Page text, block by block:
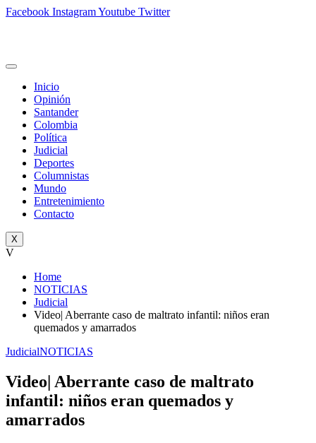
Facebook InstagramYoutube Twitter
Inicio
Opinión
Santander
Colombia
Política
Judicial
Deportes
Columnistas
Mundo
Entretenimiento
Contacto
X
V
Home
NOTICIAS
Judicial
Video| Aberrante caso de maltrato infantil: niños eran
quemados y amarrados
JudicialNOTICIAS
Video| Aberrante caso de maltrato
infantil: niños eran quemados y
amarrados